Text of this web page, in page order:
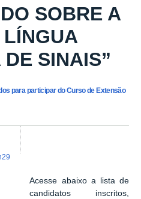
SOBRE A
LÍNGUA
SINAIS”
para participar do Curso de Extensão
Acesse abaixo a lista de
candidatos inscritos,